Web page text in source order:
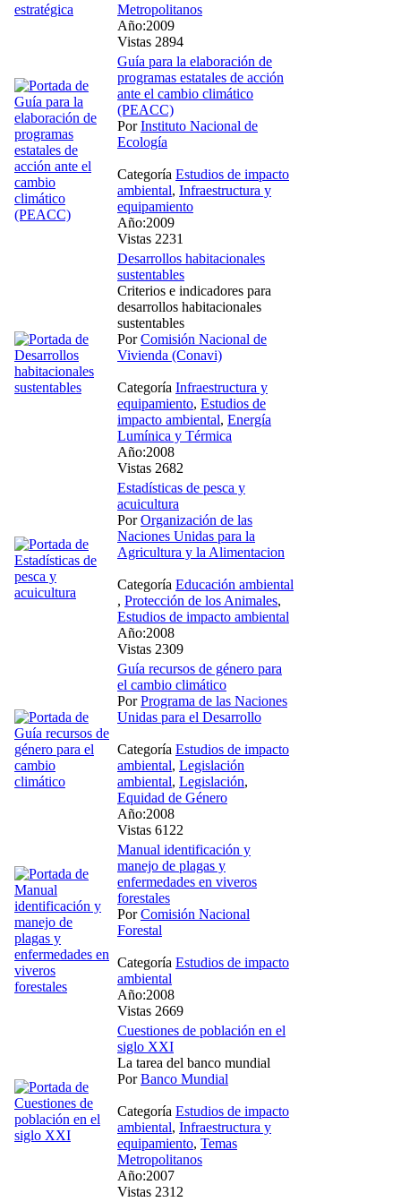
Metropolitanos
Año:2009
Vistas 2894
Guía para la elaboración de
programas estatales de acción
ante el cambio climático
(PEACC)
PorInstituto Nacional de
Ecología
Categoría Estudios de impacto
ambiental, Infraestructura y
equipamiento
Año:2009
Vistas 2231
Desarrollos habitacionales
sustentables
Criterios e indicadores para
desarrollos habitacionales
sustentables
PorComisión Nacional de
Vivienda (Conavi)
Categoría Infraestructura y
equipamiento, Estudios de
impacto ambiental, Energía
Lumínica y Térmica
Año:2008
Vistas 2682
Estadísticas de pesca y
acuicultura
PorOrganización de las
Naciones Unidas para la
Agricultura y la Alimentacion
Categoría Educación ambiental
, Protección de los Animales,
Estudios de impacto ambiental
Año:2008
Vistas 2309
Guía recursos de género para
el cambio climático
PorPrograma de las Naciones
Unidas para el Desarrollo
Categoría Estudios de impacto
ambiental, Legislación
ambiental, Legislación,
Equidad de Género
Año:2008
Vistas 6122
Manual identificación y
manejo de plagas y
enfermedades en viveros
forestales
PorComisión Nacional
Forestal
Categoría Estudios de impacto
ambiental
Año:2008
Vistas 2669
Cuestiones de población en el
siglo XXI
La tarea del banco mundial
PorBanco Mundial
Categoría Estudios de impacto
ambiental, Infraestructura y
equipamiento, Temas
Metropolitanos
Año:2007
Vistas 2312